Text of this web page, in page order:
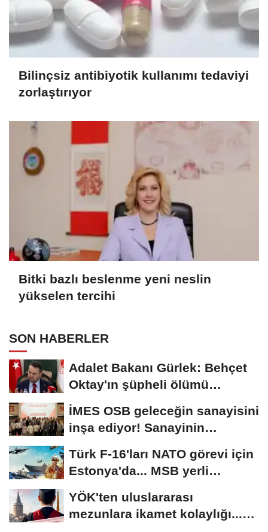
Bilinçsiz antibiyotik kullanımı tedaviyi
zorlaştırıyor
Bitki bazlı beslenme yeni neslin
yükselen tercihi
SON HABERLER
Adalet Bakanı Gürlek: Behçet
Oktay'ın şüpheli ölümü
yeniden kapsamlı...
İMES OSB geleceğin sanayisini
inşa ediyor! Sanayinin
Türk F-16'ları NATO görevi için
Estonya'da... MSB yerli
savunma sistemleriyle...
YÖK'ten uluslararası
mezunlara ikamet kolaylığı...